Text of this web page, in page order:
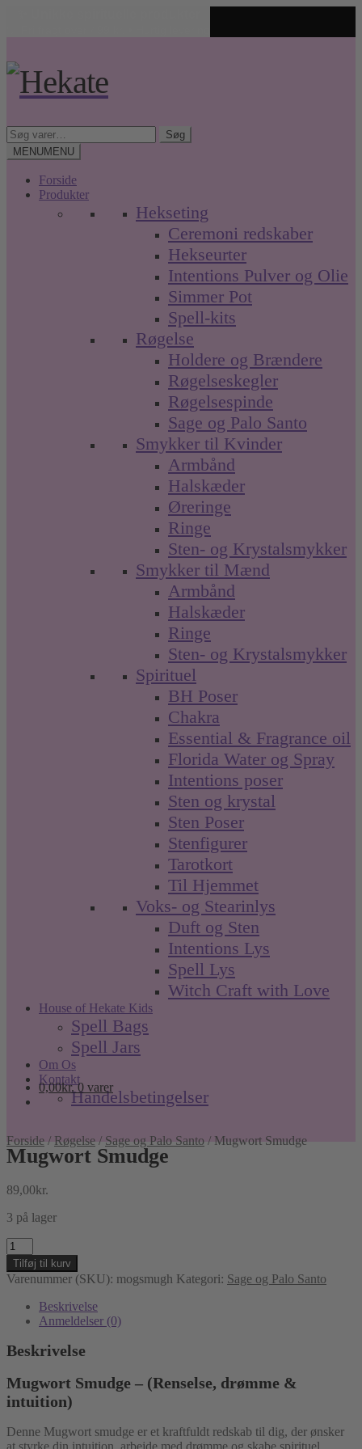
navigation
indhold
Søg
efter:
Søg
MENUMENU
Forside
Produkter
Hekseting
Ceremoni redskaber
Hekseurter
Intentions Pulver og Olie
Simmer Pot
Spell-kits
Røgelse
Holdere og Brændere
Røgelseskegler
Røgelsespinde
Sage og Palo Santo
Smykker til Kvinder
Armbånd
Halskæder
Øreringe
Ringe
Sten- og Krystalsmykker
Smykker til Mænd
Armbånd
Halskæder
Ringe
Sten- og Krystalsmykker
Spirituel
BH Poser
Chakra
Essential & Fragrance oil
Florida Water og Spray
Intentions poser
Sten og krystal
Sten Poser
Stenfigurer
Tarotkort
Til Hjemmet
Voks- og Stearinlys
Duft og Sten
Intentions Lys
Spell Lys
Witch Craft with Love
House of Hekate Kids
Spell Bags
Spell Jars
Om Os
Kontakt
Handelsbetingelser
0,00kr. 0 varer
Forside /Røgelse / Sage og Palo Santo /Mugwort Smudge
Mugwort Smudge
89,00kr.
3 på lager
Mugwort
Smudge
antal
Tilføj til kurv
Varenummer (SKU): mogsmugh Kategori: Sage og Palo Santo
Beskrivelse
Anmeldelser (0)
Beskrivelse
Mugwort Smudge – (Renselse, drømme &
intuition)
Denne Mugwort smudge er et kraftfuldt redskab til dig, der ønsker
at styrke din intuition, arbejde med drømme og skabe spirituel